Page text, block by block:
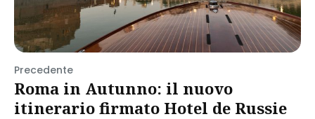
Precedente
Roma in Autunno: il nuovo
itinerario firmato Hotel de Russie